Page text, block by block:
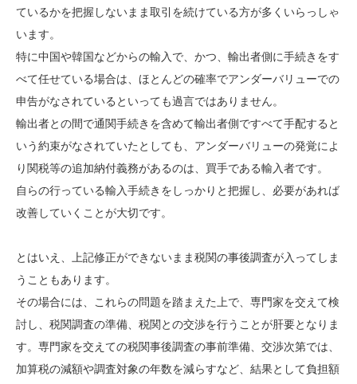
ているかを把握しないまま取引を続けている方が多くいらっしゃ
います。
特に中国や韓国などからの輸入で、かつ、輸出者側に手続きをす
べて任せている場合は、ほとんどの確率でアンダーバリューでの
申告がなされているといっても過言ではありません。
輸出者との間で通関手続きを含めて輸出者側ですべて手配すると
いう約束がなされていたとしても、アンダーバリューの発覚によ
り関税等の追加納付義務があるのは、買手である輸入者です。
自らの行っている輸入手続きをしっかりと把握し、必要があれば
改善していくことが大切です。
とはいえ、上記修正ができないまま税関の事後調査が入ってしま
うこともあります。
その場合には、これらの問題を踏まえた上で、専門家を交えて検
討し、税関調査の準備、税関との交渉を行うことが肝要となりま
す。専門家を交えての税関事後調査の事前準備、交渉次第では、
加算税の減額や調査対象の年数を減らすなど、結果として負担額